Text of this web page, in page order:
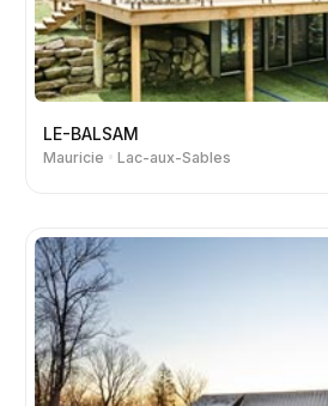
LE-BALSAM
Mauricie Lac-aux-Sables